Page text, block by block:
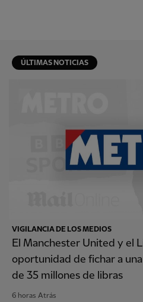
ÚLTIMAS NOTICIAS
VIGILANCIA DE LOS MEDIOS
El Manchester United y el
oportunidad de fichar a
de 35 millones de libras
6 horas Atrás